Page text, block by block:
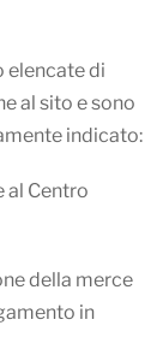
elencate di
al sito e sono
indicato:
al Centro
della merce
in